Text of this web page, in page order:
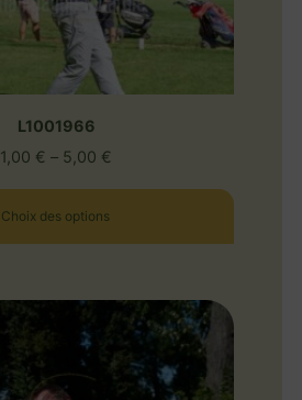
L1001966
1,00 € – 5,00 €
Choix des options